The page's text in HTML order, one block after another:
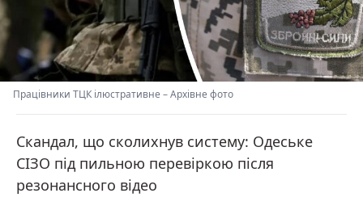
Працівники ТЦК ілюстративне –Архівне фото
Скандал, що сколихнув систему: Одеське
СІЗО під пильною перевіркою після
резонансного відео